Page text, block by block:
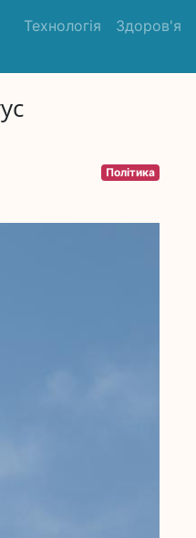
Технологія Здоров'я
Політика